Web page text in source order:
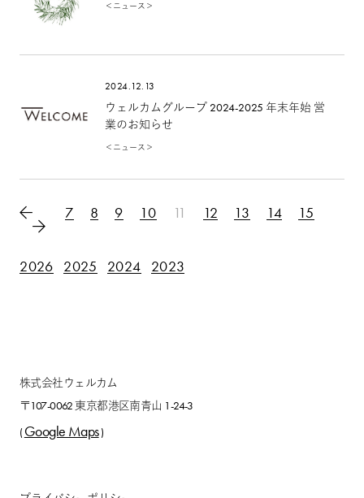
＜ニュース＞
2024.12.13
ウェルカムグループ 2024-2025 年末年始 営
業のお知らせ
＜ニュース＞
7 8 9 10 11 12 13 14 15
2026 2025 2024 2023
株式会社ウェルカム
〒107-0062 東京都港区南青山 1-24-3
( Google Maps)